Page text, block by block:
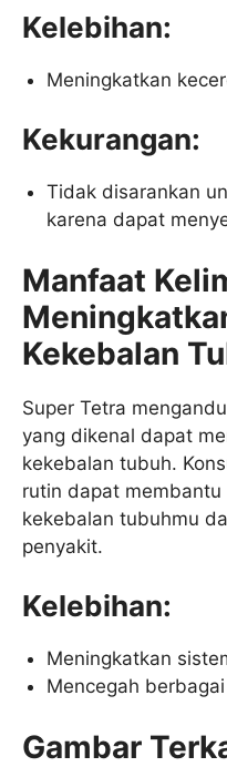
Kelebihan:
Meningkatkan
Kekurangan:
Tidak disarankan
karena dapat
Manfaat
Kekebalan
Super Tetra
yang dikenal dapat
kekebalan tubuh.
rutin dapat
kekebalan tubuhmu
penyakit.
Kelebihan:
Meningkatkan
Mencegah
Gambar